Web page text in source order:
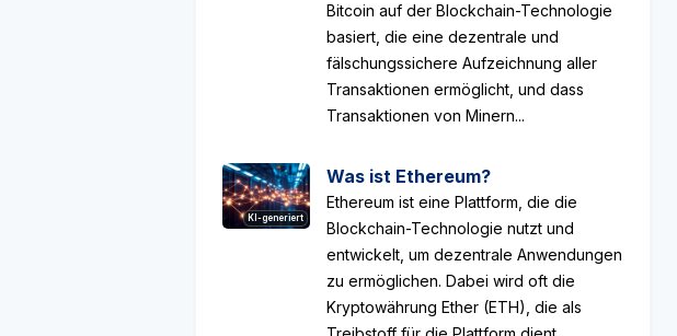
Bitcoin auf der Blockchain-Technologie
basiert, die eine dezentrale und
fälschungssichere Aufzeichnung aller
Transaktionen ermöglicht, und dass
Transaktionen von Minern...
KI-generiert
Was ist Ethereum?
Ethereum ist eine Plattform, die die
Blockchain-Technologie nutzt und
entwickelt, um dezentrale Anwendungen
zu ermöglichen. Dabei wird oft die
Kryptowährung Ether (ETH), die als